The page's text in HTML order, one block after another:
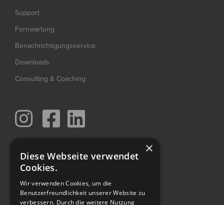
Support
Fernwartung
Benachrichtigungsservice
Downloads
Consulting & Coaching
  
PRODUKTE
SCANDINAVIER
SCAN MACHINE
FLOWWER
×
Diese Webseite verwendet
Cookies.
Wir verwenden Cookies, um die
Benutzerfreundlichkeit unserer Website zu
verbessern. Durch die weitere Nutzung